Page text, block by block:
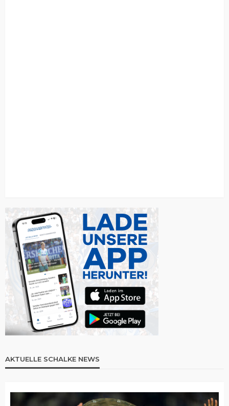
AKTUELLE SCHALKE NEWS